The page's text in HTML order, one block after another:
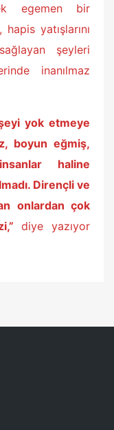
egemen bir
yatışlarını
şeyleri
inanılmaz
yok etmeye
boyun eğmiş,
haline
Dirençli ve
onlardan çok
diye yazıyor